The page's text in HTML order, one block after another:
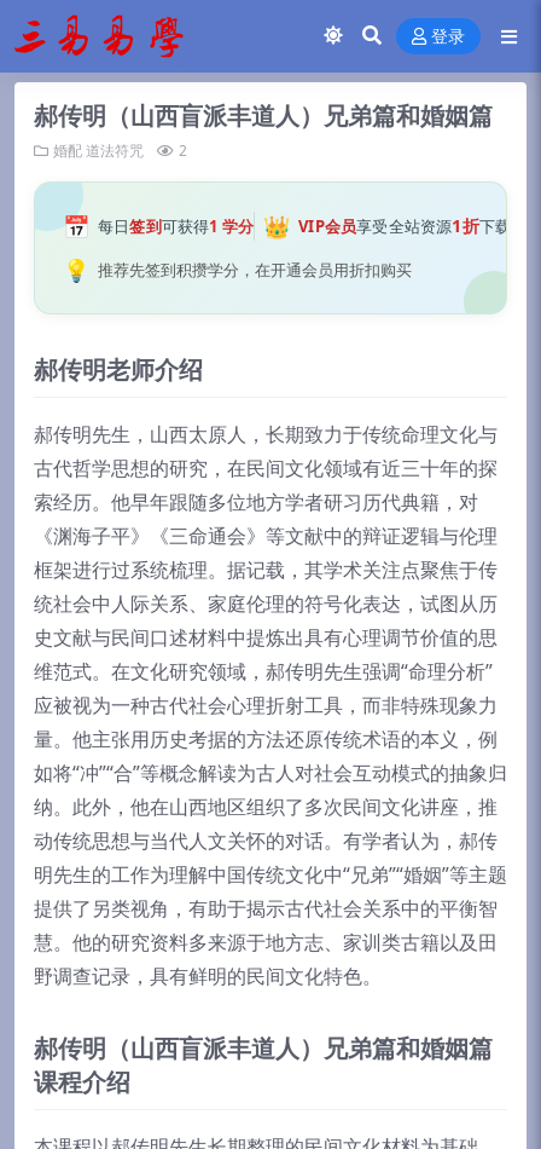
登录
郝传明（山西盲派丰道人）兄弟篇和婚姻篇
婚配道法符咒 2
📅 每日签到可获得1 学分 👑 VIP会员享受全站资源1折下载
💡 推荐先签到积攒学分，在开通会员用折扣购买
郝传明老师介绍
郝传明先生，山西太原人，长期致力于传统命理文化与
古代哲学思想的研究，在民间文化领域有近三十年的探
索经历。他早年跟随多位地方学者研习历代典籍，对
《渊海子平》《三命通会》等文献中的辩证逻辑与伦理
框架进行过系统梳理。据记载，其学术关注点聚焦于传
统社会中人际关系、家庭伦理的符号化表达，试图从历
史文献与民间口述材料中提炼出具有心理调节价值的思
维范式。在文化研究领域，郝传明先生强调“命理分析”
应被视为一种古代社会心理折射工具，而非特殊现象力
量。他主张用历史考据的方法还原传统术语的本义，例
如将“冲”“合”等概念解读为古人对社会互动模式的抽象归
纳。此外，他在山西地区组织了多次民间文化讲座，推
动传统思想与当代人文关怀的对话。有学者认为，郝传
明先生的工作为理解中国传统文化中“兄弟”“婚姻”等主题
提供了另类视角，有助于揭示古代社会关系中的平衡智
慧。他的研究资料多来源于地方志、家训类古籍以及田
野调查记录，具有鲜明的民间文化特色。
郝传明（山西盲派丰道人）兄弟篇和婚姻篇
课程介绍